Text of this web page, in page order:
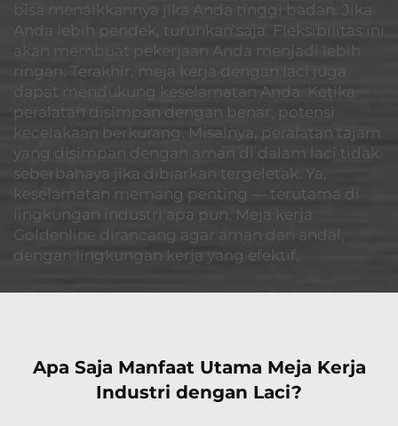
bisa menaikkannya jika Anda tinggi badan. Jika
Anda lebih pendek, turunkan saja. Fleksibilitas ini
akan membuat pekerjaan Anda menjadi lebih
ringan. Terakhir, meja kerja dengan laci juga
dapat mendukung keselamatan Anda. Ketika
peralatan disimpan dengan benar, potensi
kecelakaan berkurang. Misalnya, peralatan tajam
yang disimpan dengan aman di dalam laci tidak
seberbahaya jika dibiarkan tergeletak. Ya,
keselamatan memang penting — terutama di
lingkungan industri apa pun. Meja kerja
Goldenline dirancang agar aman dan andal,
dengan lingkungan kerja yang efektif.
Apa Saja Manfaat Utama Meja Kerja
Industri dengan Laci?